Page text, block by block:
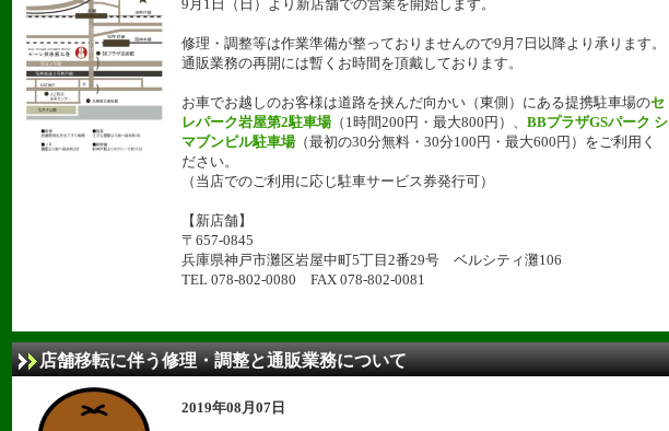
9月1日（日）より新店舗での営業を開始します。
修理・調整等は作業準備が整っておりませんので9月7日以降より承ります。
通販業務の再開には暫くお時間を頂戴しております。
お車でお越しのお客様は道路を挟んだ向かい（東側）にある提携駐車場のセ
レパーク岩屋第2駐車場（1時間200円・最大800円）、 BBプラザGSパーク シ
マブンビル駐車場（最初の30分無料・30分100円・最大600円）をご利用く
ださい。
（当店でのご利用に応じ駐車サービス券発行可）
【新店舗】
〒657-0845
兵庫県神戸市灘区岩屋中町5丁目2番29号 ベルシティ灘106
TEL 078-802-0080 FAX 078-802-0081
店舗移転に伴う修理・調整と通販業務について
2019年08月07日